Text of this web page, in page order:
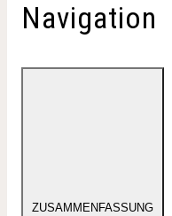
Navigation
ZUSAMMENFASSUNG